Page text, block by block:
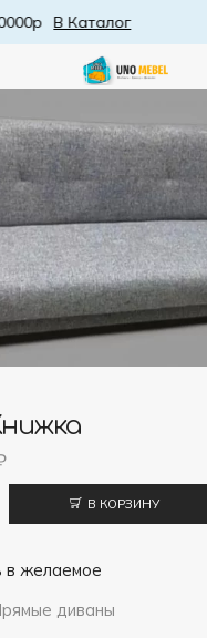
доставка от 50000р
В КОРЗИНУ
в желаемое
диваны